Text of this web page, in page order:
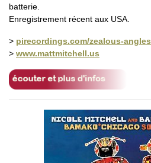
batterie.
Enregistrement récent aux USA.
> pirecordings.com/zealous-angles
> www.mattmitchell.us